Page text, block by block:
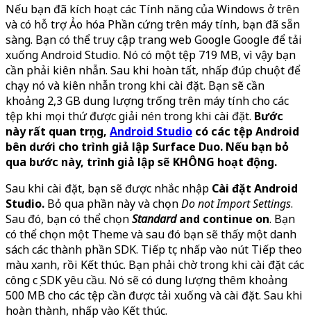
Nếu bạn đã kích hoạt các Tính năng của Windows ở trên
và có hỗ trợ Ảo hóa Phần cứng trên máy tính, bạn đã sẵn
sàng. Bạn có thể truy cập trang web Google Google để tải
xuống Android Studio. Nó có một tệp 719 MB, vì vậy bạn
cần phải kiên nhẫn. Sau khi hoàn tất, nhấp đúp chuột để
chạy nó và kiên nhẫn trong khi cài đặt. Bạn sẽ cần
khoảng 2,3 GB dung lượng trống trên máy tính cho các
tệp khi mọi thứ được giải nén trong khi cài đặt. Bước
này rất quan trọng, Android Studio có các tệp Android
bên dưới cho trình giả lập Surface Duo. Nếu bạn bỏ
qua bước này, trình giả lập sẽ KHÔNG hoạt động.
Sau khi cài đặt, bạn sẽ được nhắc nhập Cài đặt Android
Studio. Bỏ qua phần này và chọnDo not Import Settings.
Sau đó, bạn có thể chọnStandardand continue on. Bạn
có thể chọn một Theme và sau đó bạn sẽ thấy một danh
sách các thành phần SDK. Tiếp tục nhấp vào nút Tiếp theo
màu xanh, rồi Kết thúc. Bạn phải chờ trong khi cài đặt các
công cụ SDK yêu cầu. Nó sẽ có dung lượng thêm khoảng
500 MB cho các tệp cần được tải xuống và cài đặt. Sau khi
hoàn thành, nhấp vào Kết thúc.